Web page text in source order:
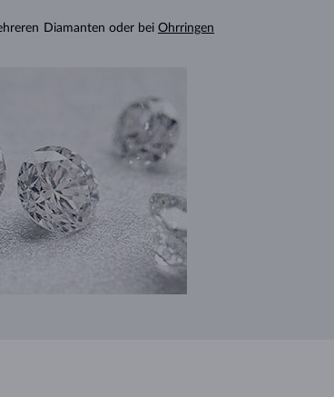
Diamanten oder bei Ohrringen